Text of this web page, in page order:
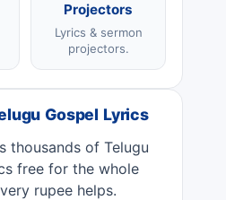
Projectors
Lyrics & sermon
projectors.
Gospel Lyrics
thousands of Telugu
free for the whole
rupee helps.